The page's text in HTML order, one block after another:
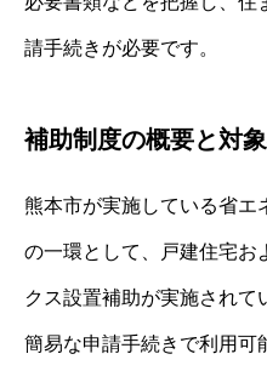
請手続きが必要です。
補助制度の概要と対
熊本市が実施している省エ
の一環として、戸建住宅お
クス設置補助が実施されて
簡易な申請手続きで利用可